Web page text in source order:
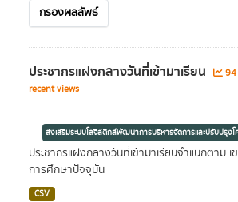
กรองผลลัพธ์
ประชากรแฝงกลางวันที่เข้ามาเรียน 94
recent views
ส่งเสริมระบบโลจิสติกส์พัฒนาการบริหารจัดการและปรับปรุง
ประชากรแฝงกลางวันที่เข้ามาเรียนจำแนกตาม
การศึกษาปัจจุบัน
CSV